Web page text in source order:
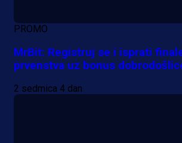
PROMO
MrBit: Registruj se i isprati
prvenstva uz bonus
2 sedmica 4 dan